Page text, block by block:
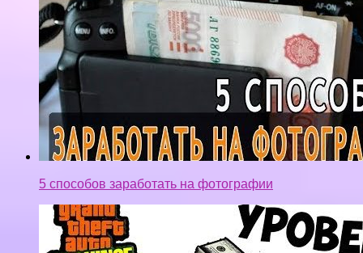
5 способов заработать на фотографии